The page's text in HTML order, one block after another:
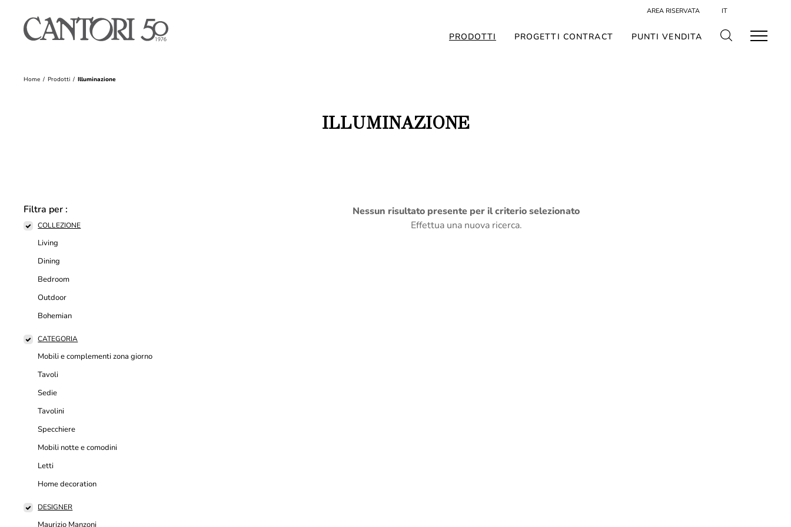
AREA RISERVATA IT
PRODOTTI PROGETTI CONTRACT PUNTI VENDITA
Home Prodotti Illuminazione
ILLUMINAZIONE
Filtra per :
COLLEZIONE
Living
Dining
Bedroom
Outdoor
Bohemian
CATEGORIA
Mobili e complementi zona giorno
Tavoli
Sedie
Tavolini
Specchiere
Mobili notte e comodini
Letti
Home decoration
DESIGNER
Maurizio Manzoni
Nessun risultato presente per il criterio selezionato
Effettua una nuova ricerca.